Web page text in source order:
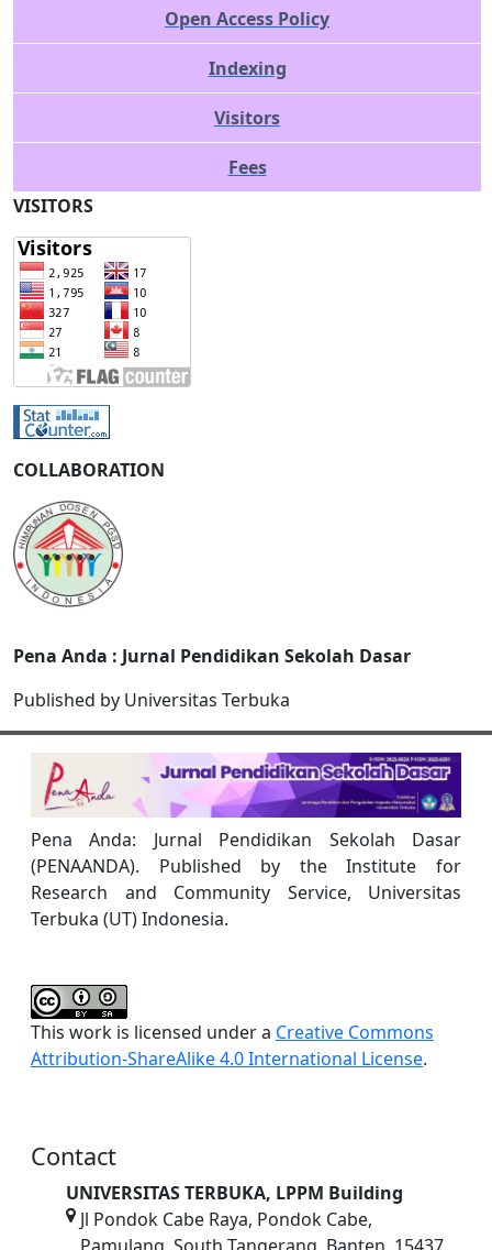
Open Access Policy
Indexing
Visitors
Fees
VISITORS
COLLABORATION
Pena Anda : Jurnal Pendidikan Sekolah Dasar
Published by Universitas Terbuka
Pena Anda: Jurnal Pendidikan Sekolah Dasar
(PENAANDA). Published by the Institute for
Research and Community Service, Universitas
Terbuka (UT) Indonesia.
This work is licensed under a Creative Commons
Attribution-ShareAlike 4.0 International License.
Contact
UNIVERSITAS TERBUKA, LPPM Building
Jl Pondok Cabe Raya, Pondok Cabe,